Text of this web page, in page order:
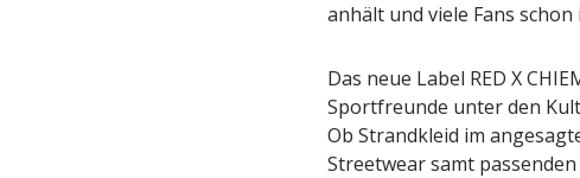
anhält und viele Fans
Das neue Label RED X
Sportfreunde unter den
Ob Strandkleid im
Streetwear samt